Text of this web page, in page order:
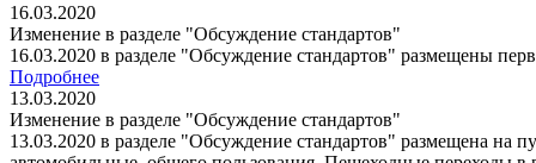
16.03.2020
Изменение в разделе "Обсуждение стандартов"
16.03.2020 в разделе "Обсуждение стандартов" размещены
Подробнее
13.03.2020
Изменение в разделе "Обсуждение стандартов"
13.03.2020 в разделе "Обсуждение стандартов" размещена на